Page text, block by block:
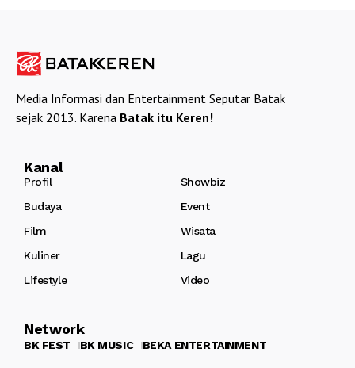
Media Informasi dan Entertainment Seputar Batak
sejak 2013. Karena Batak itu Keren!
Kanal
Profil
Showbiz
Budaya
Event
Film
Wisata
Kuliner
Lagu
Lifestyle
Video
Network
BK FEST BK MUSIC BEKA ENTERTAINMENT